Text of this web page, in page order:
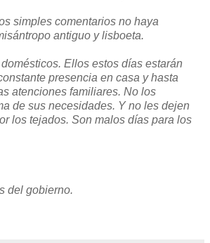
simples comentarios no haya
antiguo y lisboeta.
Ellos estos días estarán
presencia en casa y hasta
atenciones familiares. No los
de sus necesidades. Y no les dejen
los tejados. Son malos días para los
del gobierno.